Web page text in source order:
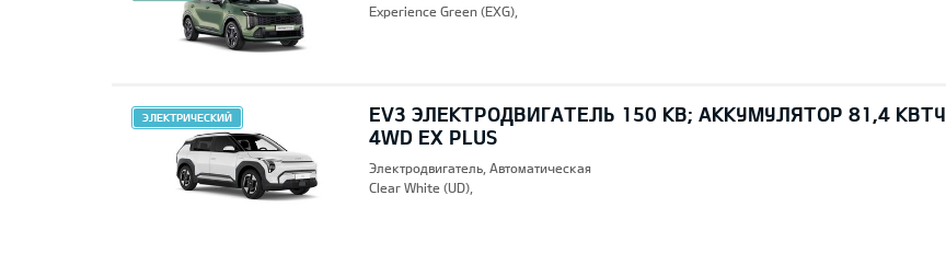
Experience Green (EXG),
EV3 ЭЛЕКТРОДВИГАТЕЛЬ 150 КВ; AККУМУЛЯТОР 81,4 КВТЧ
4WD EX PLUS
ЭЛЕКТРИЧЕСКИЙ
Электродвигатель, Автоматическая
Clear White (UD),